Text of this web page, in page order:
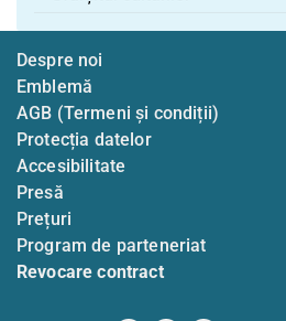
Despre noi
Emblemă
AGB (Termeni și condiții)
Protecția datelor
Accesibilitate
Presă
Prețuri
Program de parteneriat
Revocare contract